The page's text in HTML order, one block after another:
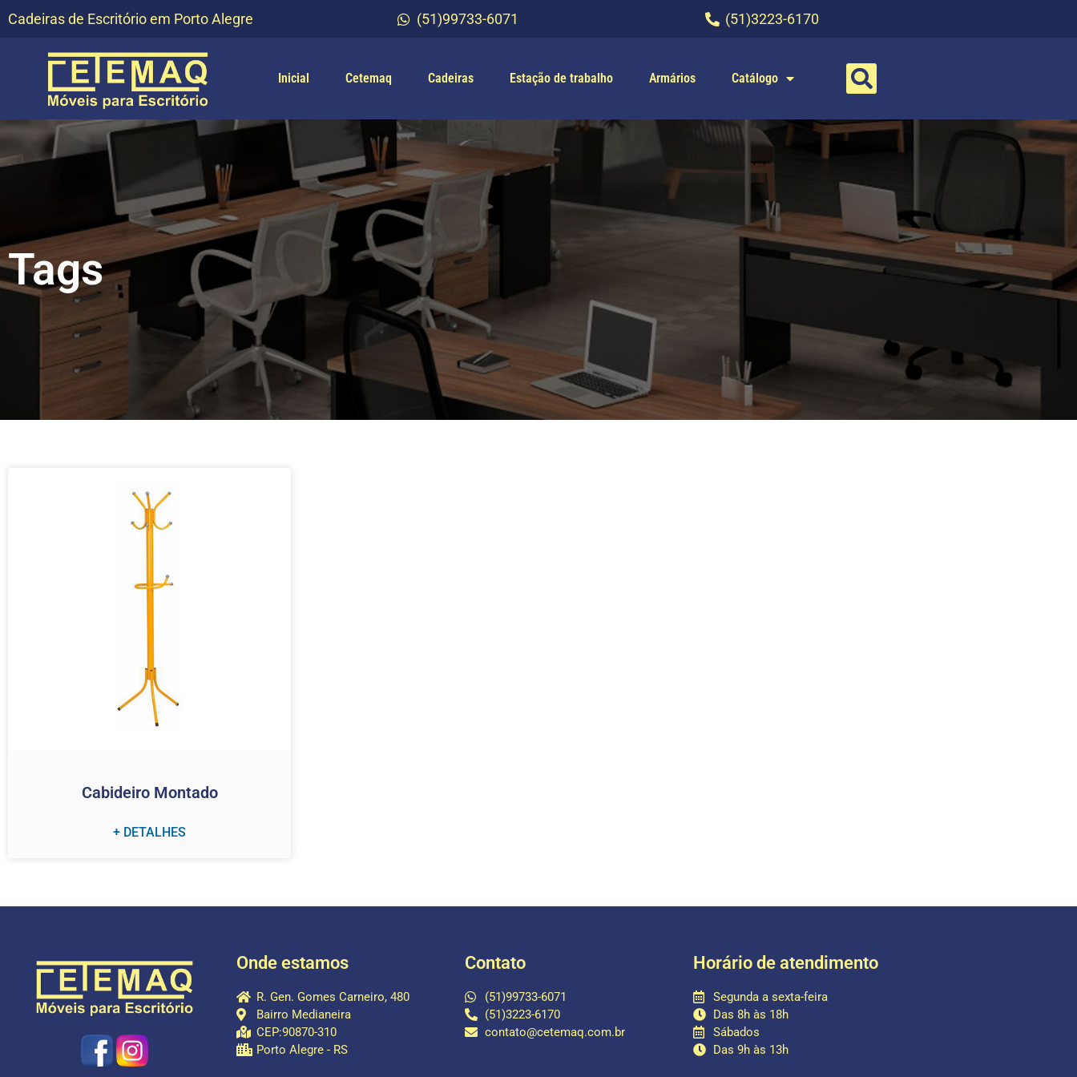
Cadeiras de Escritório em Porto Alegre (51)99733-6071 (51)3223-6170
Inicial Cetemaq Cadeiras Estação de trabalho Armários Catálogo
Tags
Cabideiro Montado
+ DETALHES
Onde estamos
R. Gen. Gomes Carneiro, 480
Bairro Medianeira
CEP:90870-310
Porto Alegre - RS
Contato
(51)99733-6071
(51)3223-6170
contato@cetemaq.com.br
Horário de atendimento
Segunda a sexta-feira
Das 8h às 18h
Sábados
Das 9h às 13h